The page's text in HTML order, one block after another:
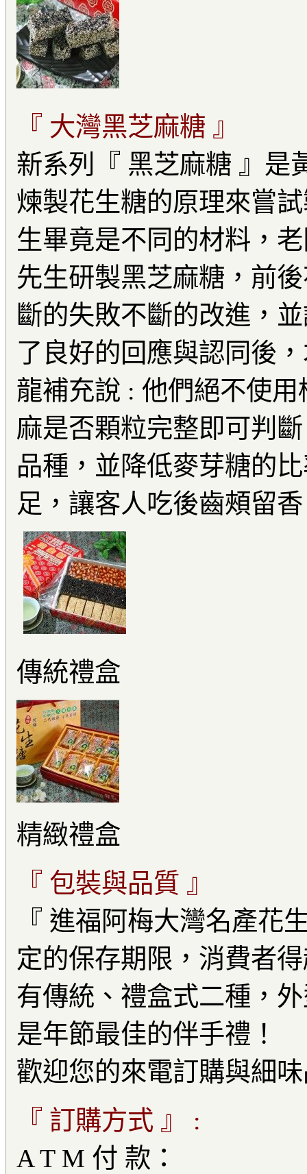
『 大灣黑芝麻糖 』
新系列『 黑芝麻糖 』是
煉製花生糖的原理來嘗
生畢竟是不同的材料，
先生研製黑芝麻糖，前
斷的失敗不斷的改進，
了良好的回應與認同後
龍補充說 : 他們絕不使
麻是否顆粒完整即可判
品種，並降低麥芽糖的
足，讓客人吃後齒頰留
傳統禮盒
精緻禮盒
『 包裝與品質 』
『 進福阿梅大灣名產花
定的保存期限，消費者
有傳統、禮盒式二種，
是年節最佳的伴手禮！
歡迎您的來電訂購與細
『 訂購方式 』 :
A T M 付 款：